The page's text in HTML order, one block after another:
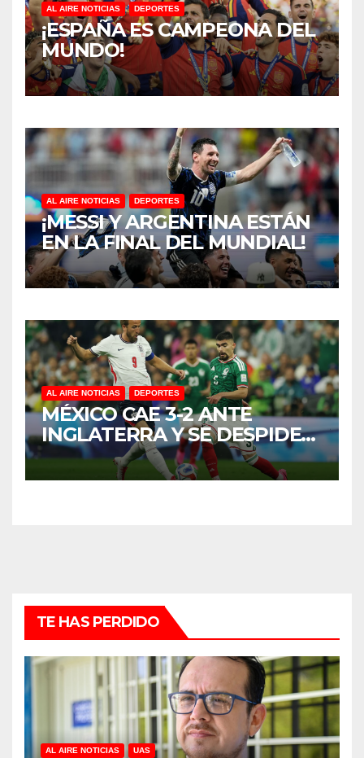
AL AIRE NOTICIAS DEPORTES
¡ESPAÑA ES CAMPEONA DEL
MUNDO!
AL AIRE NOTICIAS DEPORTES
¡MESSI Y ARGENTINA ESTÁN
EN LA FINAL DEL MUNDIAL!
AL AIRE NOTICIAS DEPORTES
MÉXICO CAE 3-2 ANTE
INGLATERRA Y SE DESPIDE
DEL MUNDIAL 2026 EN
OCTAVOS DE FINAL
TE HAS PERDIDO
AL AIRE NOTICIAS UAS